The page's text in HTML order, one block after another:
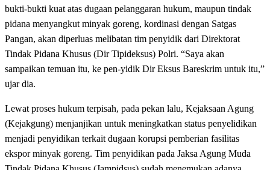
bukti-bukti kuat atas dugaan pelanggaran hukum, maupun tindak
pidana menyangkut minyak goreng, kordinasi dengan Satgas
Pangan, akan diperluas melibatan tim penyidik dari Direktorat
Tindak Pidana Khusus (Dir Tipideksus) Polri. “Saya akan
sampaikan temuan itu, ke pen-yidik Dir Eksus Bareskrim untuk itu,”
ujar dia.
Lewat proses hukum terpisah, pada pekan lalu, Kejaksaan Agung
(Kejakgung) menjanjikan untuk meningkatkan status penyelidikan
menjadi penyidikan terkait dugaan korupsi pemberian fasilitas
ekspor minyak goreng. Tim penyidikan pada Jaksa Agung Muda